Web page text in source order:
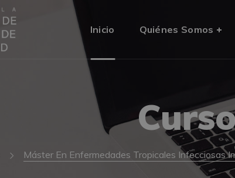
Inicio Quiénes Somos
Máster En Enfermedades Tropicales Infecciosas